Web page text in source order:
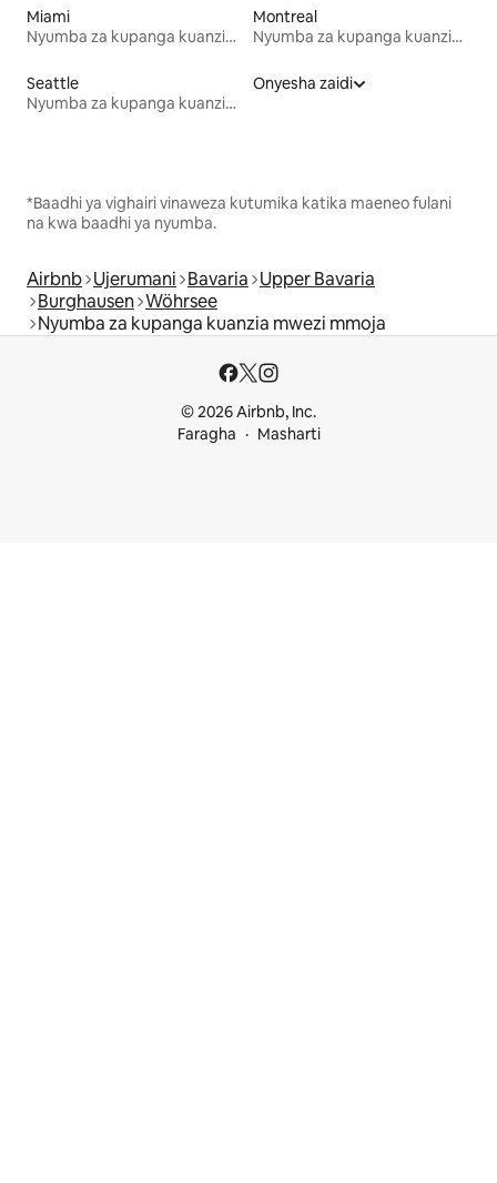
Miami
Nyumba za kupanga kuanzia mwezi mmoja
Montreal
Nyumba za kupanga kuanzia mwezi mmoja
Seattle
Nyumba za kupanga kuanzia mwezi mmoja
Onyesha zaidi
*Baadhi ya vighairi vinaweza kutumika katika maeneo fulani
na kwa baadhi ya nyumba.
Airbnb Ujerumani Bavaria Upper Bavaria
Burghausen Wöhrsee
Nyumba za kupanga kuanzia mwezi mmoja
© 2026 Airbnb, Inc.
Faragha
Masharti